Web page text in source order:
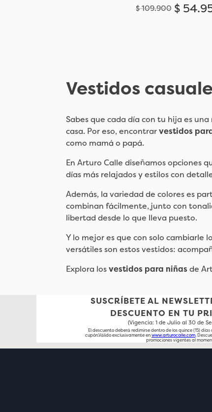
$ 109.900 $ 54.
Vestidos
Sabes que cada día con tu hija es
casa. Por eso, encontrarvestidos
como mamá o papá.
En Arturo Calle diseñamos opciones
días más relajados y estilos con
Además, la variedad de colores es
combinan fácilmente, junto con
libertad desde lo que lleva puesto.
Y lo mejor es que con solo cambiarle
versátiles son estos vestidos:
Explora losvestidos para niñas de
SUSCRÍBETE AL
DESCUENTO EN TU
(Vigencia: 1 de Julio al 30 de
El descuento deberá redimirse dentro de los quince (15)
cupón.Válido exclusivamente enwww.arturocalle.com.
promociones vigentes al